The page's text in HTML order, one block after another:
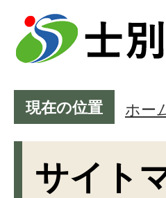
現在の位置 ホー
サイト